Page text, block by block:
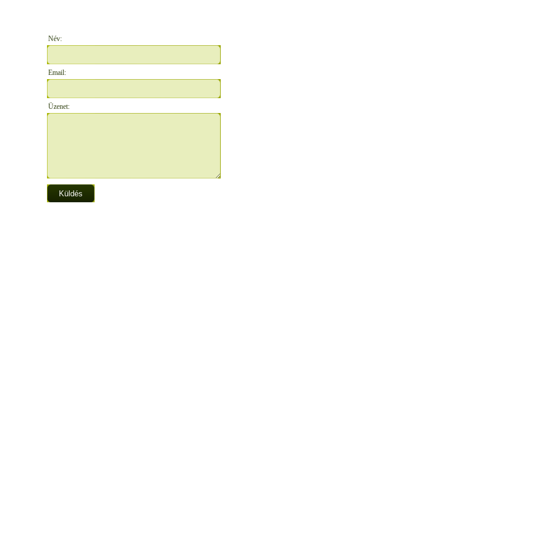
Név:
Email:
Üzenet: